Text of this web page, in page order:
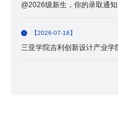
@2026级新生，你的录取通
【2026-07-18】
三亚学院吉利创新设计产业学